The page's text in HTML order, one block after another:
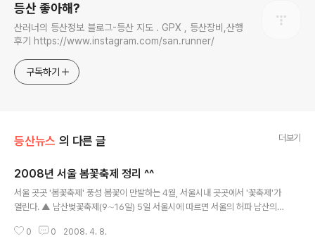
등산 좋아해?
산러너의 등산정보 블로그-등산 지도 . GPX , 등산장비,산행
후기 https://www.instagram.com/san.runner/
구독하기
등산뉴스 의 다른 글 더보기
2008년 서울 봄꽃축제 정리 ^^
서울 곳곳 '봄꽃축제' 풍성 봄꽃이 만발하는 4월, 서울시내 곳곳에서 '꽃축제'가
열린다. ▲ 남산벚꽃축제(9∼16일) 5일 서울시에 따르면 서울의 허파 남산의
는 산책로를 따라 벚나무 2100여그루가 심겨져 있으며 축제기간 중인 12∼13
0 0 2008. 4. 8.